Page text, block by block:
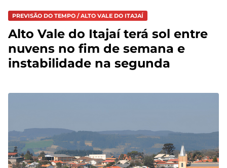
PREVISÃO DO TEMPO / ALTO VALE DO ITAJAÍ
Alto Vale do Itajaí terá sol entre
nuvens no fim de semana e
instabilidade na segunda